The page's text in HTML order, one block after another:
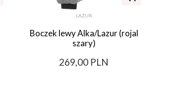
LAZUR
Boczek lewy Alka/Lazur (rojal
szary)
269,00 PLN